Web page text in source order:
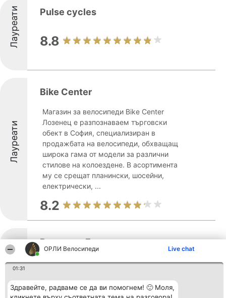
ОРЛИ Велосипеди Live chat
01:31
Здравейте, радваме се да ви помогнем! 🙂 Моля,
Лауреати Pulse cycles
8.8
Лауреати
Bike Center
Магазин за велосипеди Bike Center
Лозенец е разпознаваем търговски
обект в София, специализиран в
продажбата на велосипеди, обхващащ
широка гама от модели за различни
стилове на колоездене. В асортимента
му се срещат планински, шосейни,
електрически, ...
8.2
Велозона България
Велозона България е утвърден участник
25 години опит в областта на
колоезденето. Компанията се